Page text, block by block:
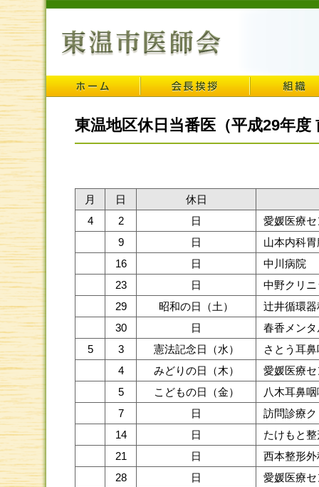
東温地区休日当番医（平成29年度
月 日
休日
4
2 日
愛媛医療
9
日
山本内科
16
日
中川病院
23
日
中野クリ
29
昭和の日（土）
辻井循環
30
日
春香メン
5
3 憲法記念日（水）
さとう耳
4
みどりの日（木）
愛媛医療
5
こどもの日（金）
八木耳鼻
7
日
訪問診療
14
日
たけもと
21
日
西本整形外
28
日
愛媛医療